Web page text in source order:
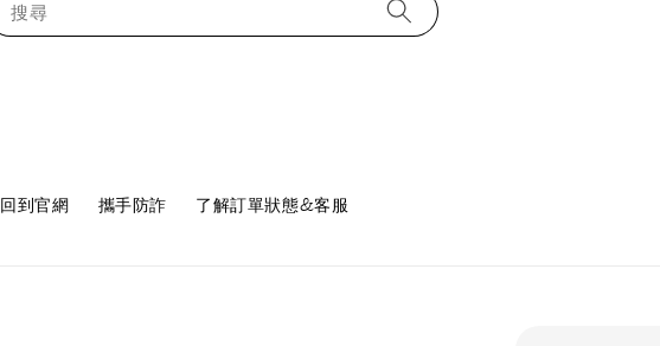
搜尋
回到官網 攜手防詐 了解訂單狀態&客服